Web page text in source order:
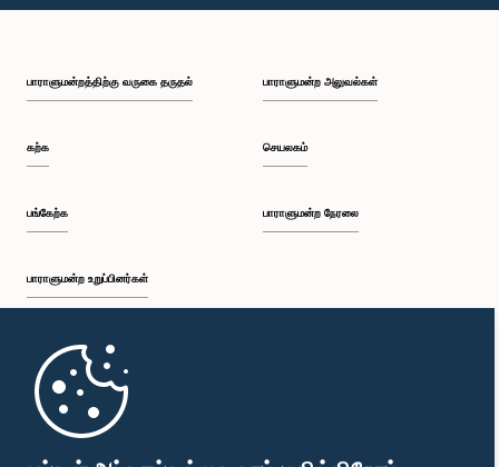
பாராளுமன்றத்திற்கு வருகை தருதல்
கற்க
பங்கேற்க
பாராளுமன்ற உறுப்பினர்கள்
முதற்பக்கம்
பாராளுமன்ற அலுவல்கள்
செயலகம்
பாராளுமன்ற நேரலை
பாராளுமன்ற கையடக்க செயலி